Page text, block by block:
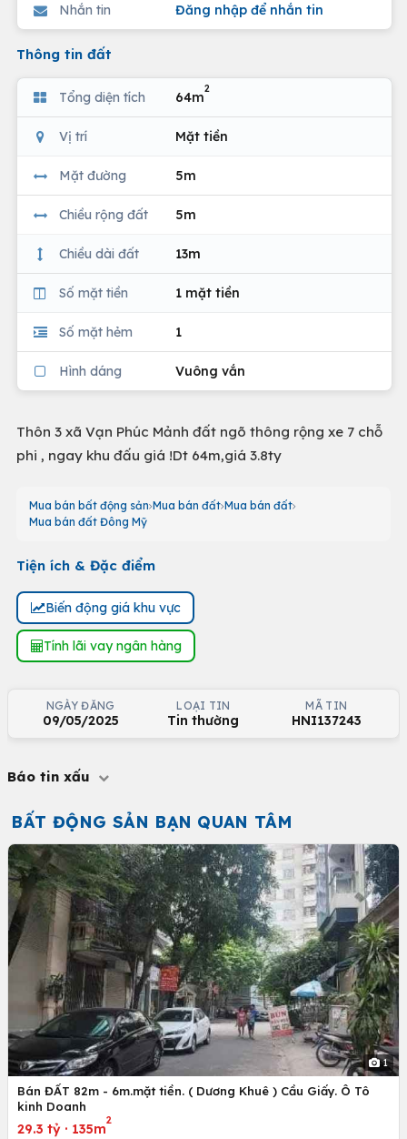
Nhắn tin Đăng nhập để nhắn tin
Thông tin đất
Tổng diện tích 64m
2
Vị trí Mặt tiền
Mặt đường 5m
Chiều rộng đất 5m
Chiều dài đất 13m
Số mặt tiền 1 mặt tiền
Số mặt hẻm 1
Hình dáng Vuông vắn
Thôn 3 xã Vạn Phúc Mảnh đất ngõ thông rộng xe 7 chỗ
phi , ngay khu đấu giá !Dt 64m,giá 3.8ty
Mua bán bất động sản Mua bán đất Mua bán đất
Mua bán đất Đông Mỹ
Tiện ích & Đặc điểm
Biến động giá khu vực
Tính lãi vay ngân hàng
NGÀY ĐĂNG
09/05/2025
LOẠI TIN
Tin thường
MÃ TIN
HNI137243
Báo tin xấu
BẤT ĐỘNG SẢN BẠN QUAN TÂM
1
Bán ĐẤT 82m - 6m.mặt tiền. ( Dương Khuê ) Cầu Giấy. Ô Tô
kinh Doanh
29.3 tỷ · 135m
2